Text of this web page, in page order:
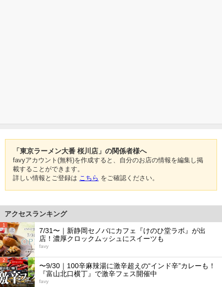
「東京ラーメン大番 桜川店」の関係者様へ
favyアカウント(無料)を作成すると、自分のお店の情報を編集し掲
載することができます。
詳しい情報とご登録は こちら をご確認ください。
アクセスランキング
1
7/31〜｜新静岡セノバにカフェ『けのひ堂ラボ』が出
店！濃厚クロックムッシュにスイーツも
favy
2
〜9/30｜100辛麻辣湯に激辛超えの“インド辛”カレーも！
『富山北口横丁』で激辛フェス開催中
favy